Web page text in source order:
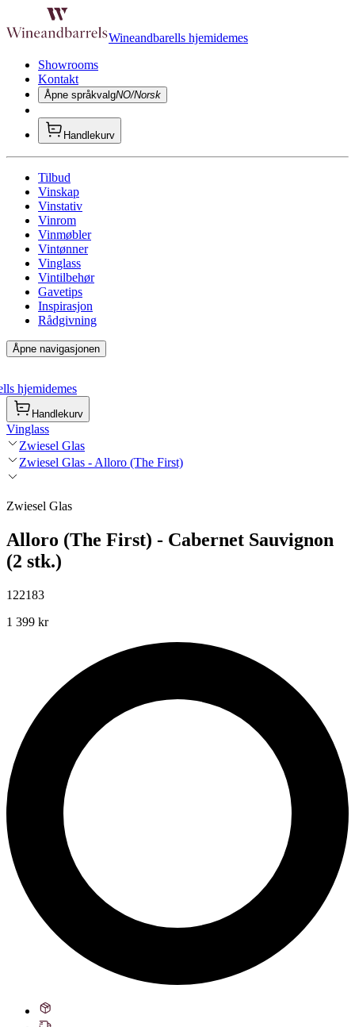
Wineandbarells hjemidemes
Showrooms
Kontakt
Åpne språkvalgNO/Norsk
Handlekurv
Tilbud
Vinskap
Vinstativ
Vinrom
Vinmøbler
Vintønner
Vinglass
Vintilbehør
Gavetips
Inspirasjon
Rådgivning
Åpne navigasjonen
hjemidemes
Handlekurv
Vinglass
Zwiesel Glas
Zwiesel Glas - Alloro (The First)
Zwiesel Glas
Alloro (The First) - Cabernet Sauvignon
(2 stk.)
122183
1 399 kr